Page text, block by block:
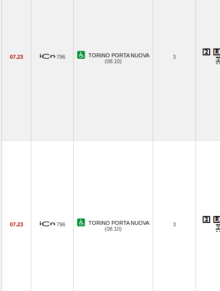
07.23 796
TORINO PORTA NUOVA
(08.10)
3
07.23 796
TORINO PORTA NUOVA
(08.10)
3